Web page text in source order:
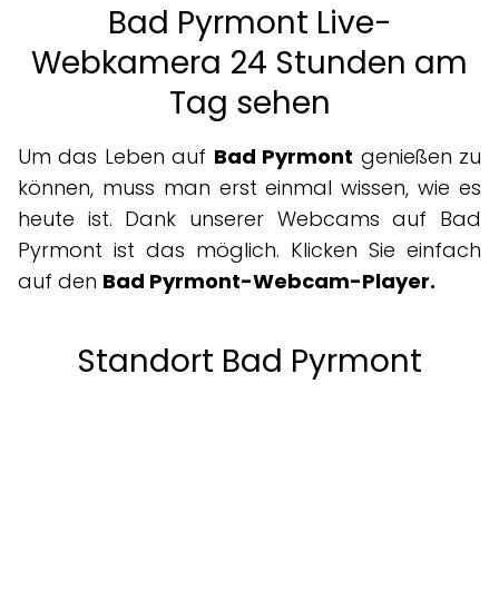
Bad Pyrmont Live-
Webkamera 24 Stunden am
Tag sehen
Um das Leben auf Bad Pyrmont genießen zu
können, muss man erst einmal wissen, wie es
heute ist. Dank unserer Webcams auf Bad
Pyrmont ist das möglich. Klicken Sie einfach
auf den Bad Pyrmont-Webcam-Player.
Standort Bad Pyrmont